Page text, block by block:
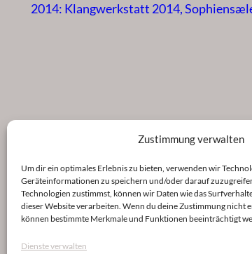
Zustimmung verwalten
Um dir ein optimales Erlebnis zu bieten, verwenden wir
Geräteinformationen zu speichern und/oder darauf
Technologien zustimmst, können wir Daten wie das
dieser Website verarbeiten. Wenn du deine Zustimmung nicht
können bestimmte Merkmale und Funktionen beeinträchtigt
Dienste verwalten
2014: Klangwerkstatt 2014,